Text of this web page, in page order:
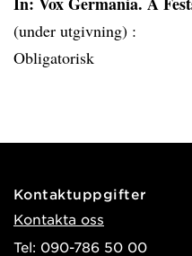
(under utgivning) :
Obligatorisk
Kontaktuppgifter
Kontakta oss
Tel: 090-786 50 00